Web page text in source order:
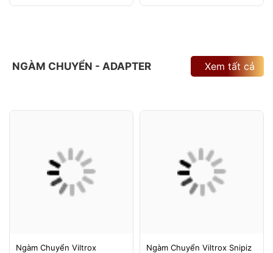
NGÀM CHUYỂN - ADAPTER Xem tất cả
Ngàm Chuyển Viltrox
Ngàm Chuyển Viltrox Snipiz